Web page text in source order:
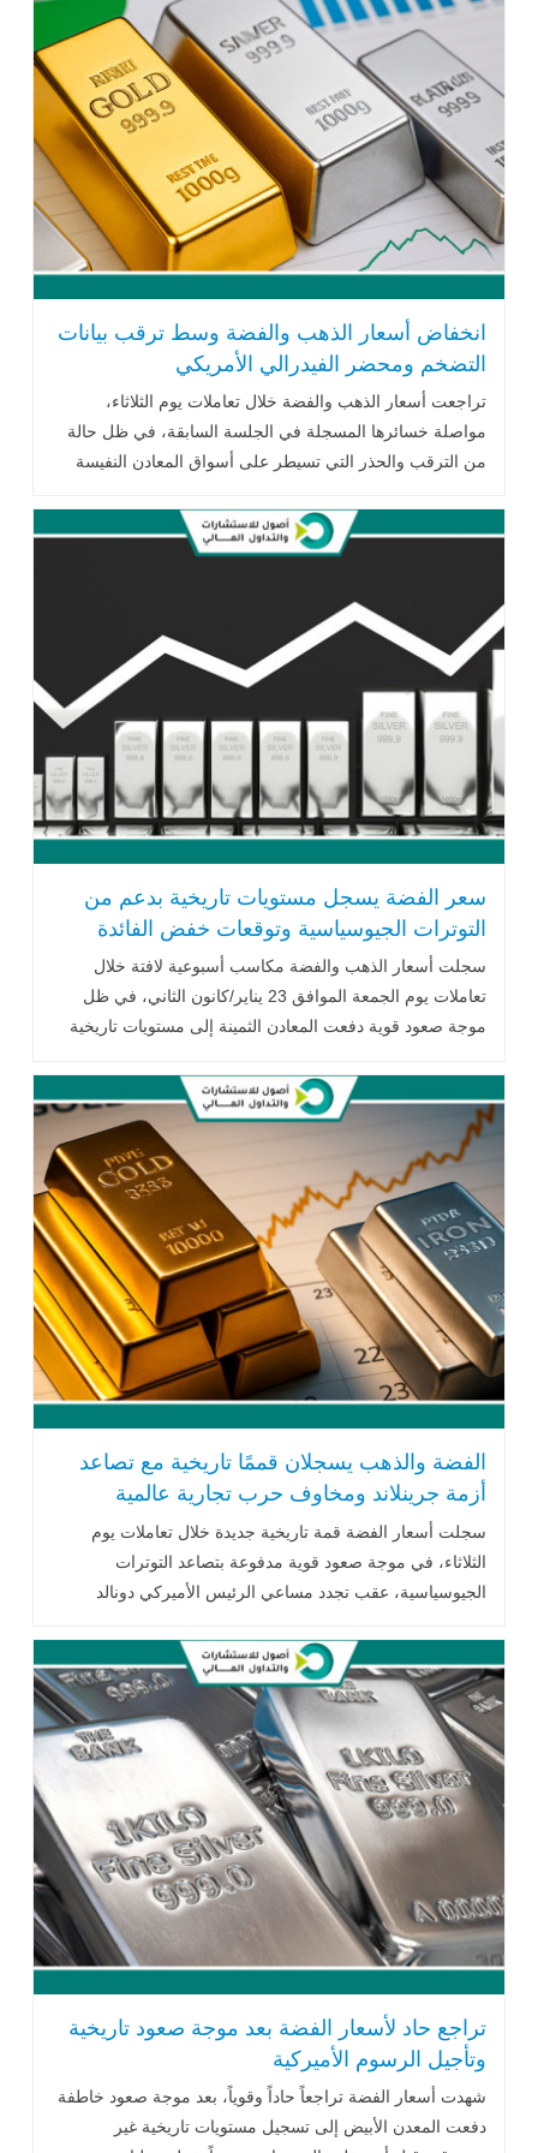
انخفاض أسعار الذهب والفضة وسط ترقب بيانات
التضخم ومحضر الفيدرالي الأمريكي
تراجعت أسعار الذهب والفضة خلال تعاملات يوم الثلاثاء،
مواصلة خسائرها المسجلة في الجلسة السابقة، في ظل حالة
من الترقب والحذر التي تسيطر على أسواق المعادن النفيسة
سعر الفضة يسجل مستويات تاريخية بدعم من
التوترات الجيوسياسية وتوقعات خفض الفائدة
الأميركية
سجلت أسعار الذهب والفضة مكاسب أسبوعية لافتة خلال
تعاملات يوم الجمعة الموافق 23 يناير/كانون الثاني، في ظل
موجة صعود قوية دفعت المعادن الثمينة إلى مستويات تاريخية
الفضة والذهب يسجلان قممًا تاريخية مع تصاعد
أزمة جرينلاند ومخاوف حرب تجارية عالمية
سجلت أسعار الفضة قمة تاريخية جديدة خلال تعاملات يوم
الثلاثاء، في موجة صعود قوية مدفوعة بتصاعد التوترات
الجيوسياسية، عقب تجدد مساعي الرئيس الأميركي دونالد
تراجع حاد لأسعار الفضة بعد موجة صعود تاريخية
وتأجيل الرسوم الأميركية
شهدت أسعار الفضة تراجعاً حاداً وقوياً، بعد موجة صعود خاطفة
دفعت المعدن الأبيض إلى تسجيل مستويات تاريخية غير